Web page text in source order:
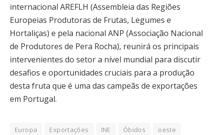
internacional AREFLH (Assembleia das Regiões
Europeias Produtoras de Frutas, Legumes e
Hortaliças) e pela nacional ANP (Associação Nacional
de Produtores de Pera Rocha), reunirá os principais
intervenientes do setor a nível mundial para discutir
desafios e oportunidades cruciais para a produção
desta fruta que é uma das campeãs de exportações
em Portugal.
Europa Exportações INE Óbidos
oeste